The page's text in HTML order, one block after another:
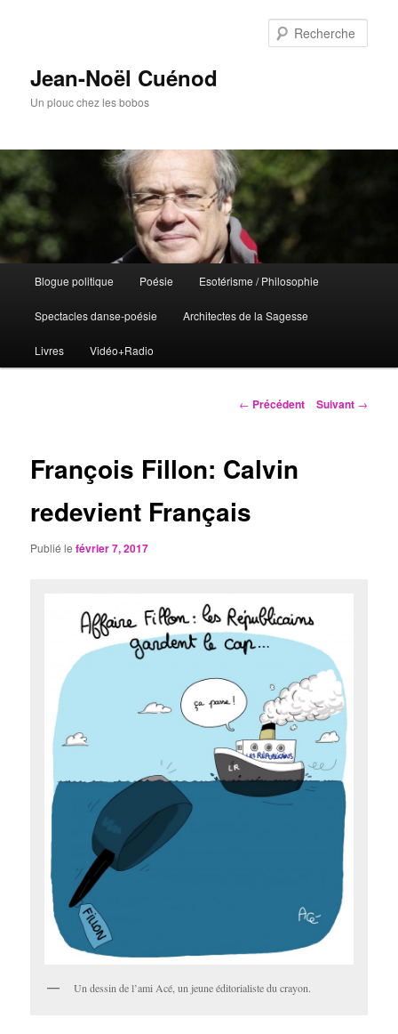
Jean-Noël Cuénod
Un plouc chez les bobos
Aller
au
contenu
Blogue politique Poésie Esotérisme / Philosophie
Spectacles danse-poésie Architectes de la Sagesse
Livres Vidéo+Radio
Navigation
← Précédent Suivant →
François Fillon: Calvin
redevient Français
Publié lefévrier 7, 2017
Un dessin de l’ami Acé, un jeune éditorialiste du crayon.